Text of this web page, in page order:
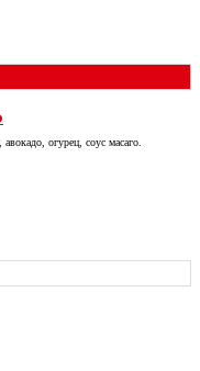
огурец, соус масаго.